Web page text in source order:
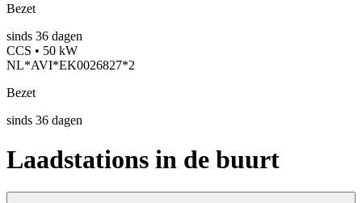
Bezet
sinds 36 dagen
CCS • 50 kW
NL*AVI*EK0026827*2
Bezet
sinds 36 dagen
Laadstations in de buurt